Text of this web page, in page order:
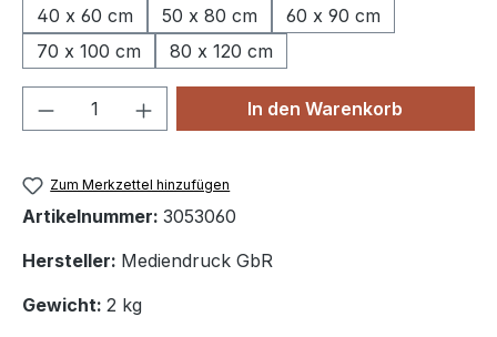
40 x 60 cm
50 x 80 cm
60 x 90 cm
70 x 100 cm
80 x 120 cm
Produkt Anzahl: Gib denIn den Warenkorb
Zum Merkzettel hinzufügen
Artikelnummer: 3053060
Hersteller: Mediendruck GbR
Gewicht: 2 kg